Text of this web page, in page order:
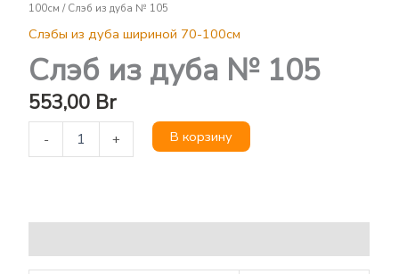
100см / Слэб из дуба № 105
Слэбы из дуба шириной 70-100см
Слэб из дуба № 105
553,00 Br
- + В корзину